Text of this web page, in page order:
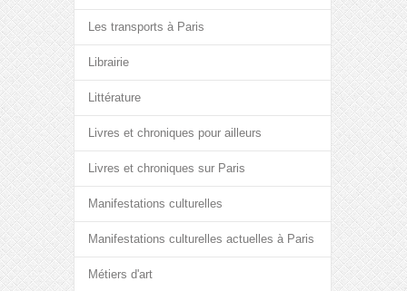
Les transports à Paris
Librairie
Littérature
Livres et chroniques pour ailleurs
Livres et chroniques sur Paris
Manifestations culturelles
Manifestations culturelles actuelles à Paris
Métiers d'art